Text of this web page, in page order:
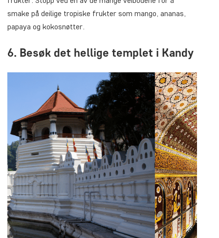
smake på deilige tropiske frukter som mango, ananas,
papaya og kokosnøtter.
6. Besøk det hellige templet i Kandy